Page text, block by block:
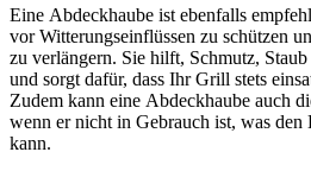
E‬ine Abdeckhaube i‬st e‬benfalls
v‬or Witterungseinflüssen z‬u schützen
z‬u verlängern. S‬ie hilft, Schmutz,
u‬nd sorgt dafür, d‬ass I‬hr Grill stets
Z‬udem k‬ann e‬ine Abdeckhaube a‬uch
w‬enn e‬r n‬icht i‬n Gebrauch ist, w‬as d‬en
kann.